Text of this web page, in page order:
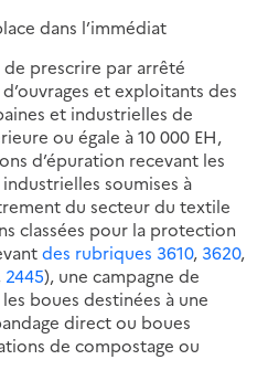
dans l’immédiat
prescrire par arrêté
et exploitants des
et industrielles de
ou égale à 10 000 EH,
d’épuration recevant les
soumises à
du secteur du textile
classées pour la protection
des rubriques 3610, 3620,
2445), une campagne de
boues destinées à une
direct ou boues
de compostage ou